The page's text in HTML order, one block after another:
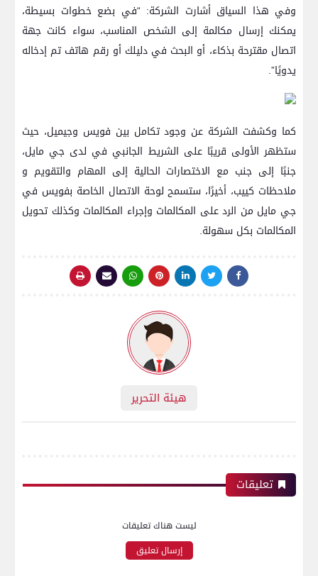
وفي هذا السياق أشارت الشركة: “في بضع خطوات بسيطة،
يمكنك إرسال مكالمة إلى الشخص المناسب، سواء كانت جهة
اتصال مقترحة بذكاء، أو البحث في دليلك أو رقم هاتف تم إدخاله
يدويًا”.
كما وكشفت الشركة عن وجود تكامل بين فويس وجيميل، حيث
ستظهر الأولى قريبًا على الشريط الجانبي في لدى جي مايل،
جنبًا إلى جنب مع الاختصارات الحالية إلى المهام والتقويم و
ملاحظات كييب، أخيرًا، ستسمح لوحة الاتصال الخاصة بفويس في
جي مايل من الرد على المكالمات وإجراء المكالمات وكذلك تحويل
المكالمات بكل سهولة.
هيئة التحرير
تعليقات
ليست هناك تعليقات
إرسال تعليق